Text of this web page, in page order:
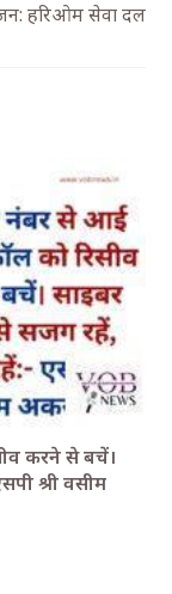
हरिओम सेवा दल
करने से बचें।
श्री वसीम